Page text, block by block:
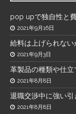
pop upで独自性と
2021年9月16日
給料は上げられない
2021年9月3日
革製品の種類や仕
2021年8月8日
退職交渉中に強い引
2021年8月8日